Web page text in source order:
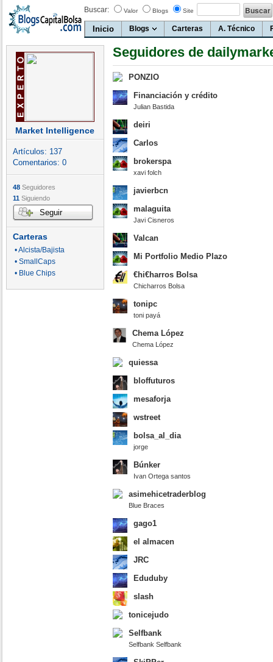
Buscar: Valor Blogs Site
Inicio Blogs Carteras A. Técnico
Market Intelligence
Artículos: 137
Comentarios: 0
48 Seguidores
11 Siguiendo
Seguir
Carteras
• Alcista/Bajista
• SmallCaps
• Blue Chips
Seguidores de
PONZIO
Financiación y crédito
Julian Bastida
deiri
Carlos
brokerspa
xavi folch
javierbcn
malaguita
Javi Cisneros
Valcan
Mi Portfolio Medio Plazo
€hi€harros Bolsa
Chicharros Bolsa
tonipc
toni payá
Chema López
Chema López
quiessa
bloffuturos
mesaforja
wstreet
bolsa_al_dia
jorge
Búnker
Ivan Ortega santos
asimehicetraderblog
Blue Braces
gago1
el almacen
JRC
Eduduby
slash
tonicejudo
Selfbank
Selfbank Selfbank